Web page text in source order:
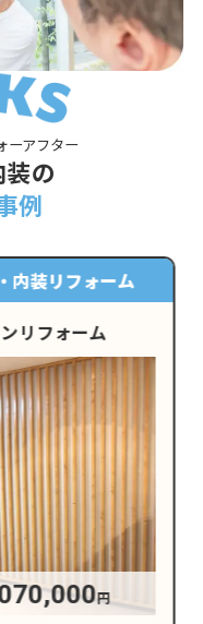
ーアフター
の
例
装リフォーム
フォーム
円